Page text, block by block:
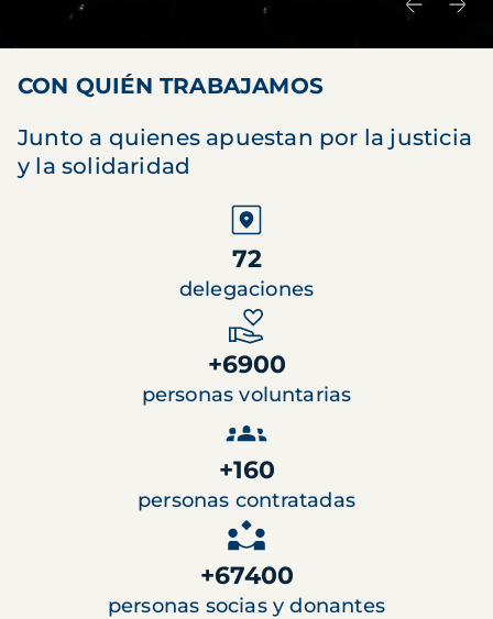
CON QUIÉN TRABAJAMOS
Junto a quienes apuestan por la justicia
y la solidaridad
72
delegaciones
+6900
personas voluntarias
+160
personas contratadas
+67400
personas socias y donantes